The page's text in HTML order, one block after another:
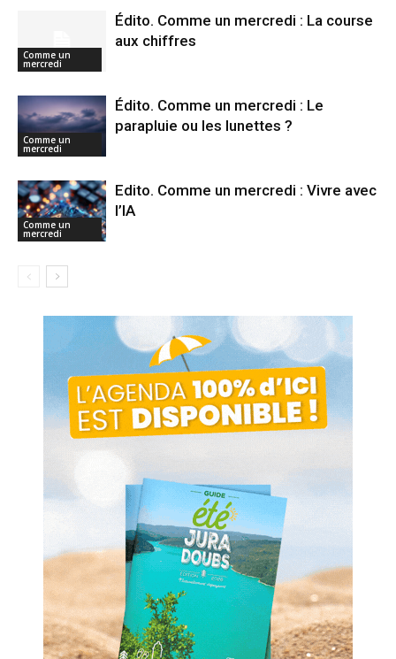
Comme un
mercredi
Édito. Comme un mercredi : La course
aux chiffres
Comme un
mercredi
Édito. Comme un mercredi : Le
parapluie ou les lunettes ?
Comme un
mercredi
Edito. Comme un mercredi : Vivre avec
l’IA